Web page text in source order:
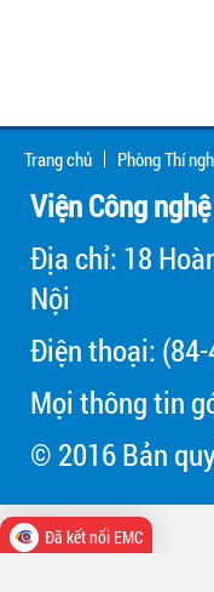
Trang chủ Phòng Thí
Viện Công
Địa chỉ: 18
Nội
Điện thoại: (84-
Mọi thông tin
© 2016 Bản
Đã kết nối EMC